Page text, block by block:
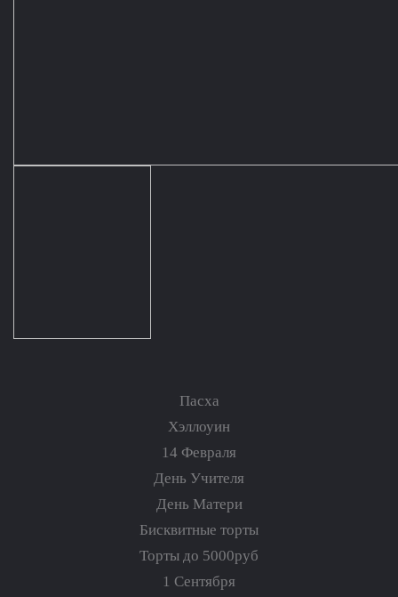
Пасха
Хэллоуин
14 Февраля
День Учителя
День Матери
Бисквитные торты
Торты до 5000руб
1 Сентября